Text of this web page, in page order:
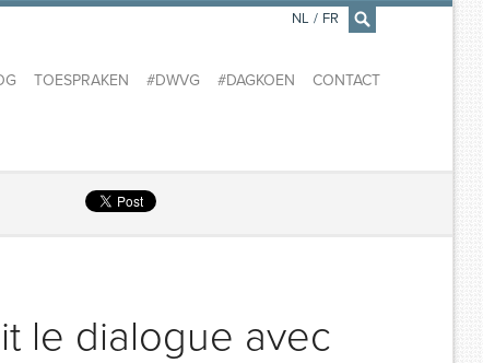
×
TOESPRAKEN #DWVG #DAGKOEN CONTACT
NL / FR
le dialogue avec